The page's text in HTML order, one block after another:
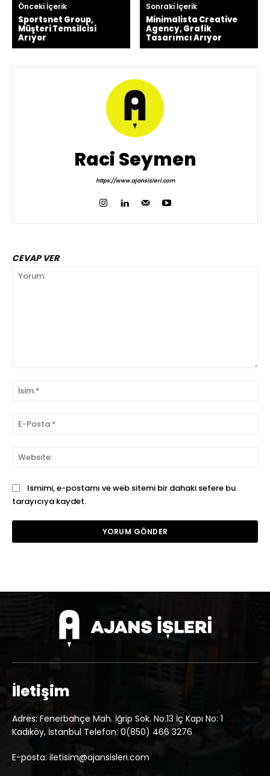
Önceki İçerik
Sportsnet Group,
Müşteri Temsilcisi
Arıyor
Sonraki İçerik
Minimalista Creative
Agency, Grafik
Tasarımcı Arıyor
Raci Seymen
https://www.ajansisleri.com
CEVAP VER
Ismimi, e-postamı ve web sitemi bir dahaki sefere bu
tarayıcıya kaydet.
İletişim
Adres: Fenerbahçe Mah. İğrip Sok. No:13 İç Kapı No: 1
Kadıköy, İstanbul Telefon: 0(850) 466 3276
E-posta: iletisim@ajansisleri.com